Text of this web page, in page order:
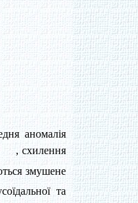
аномалія
, схилення
змушене
та